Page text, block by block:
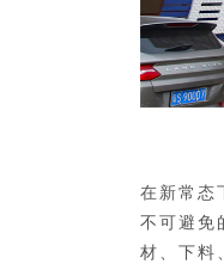
在新常态
不可避免
材、下料